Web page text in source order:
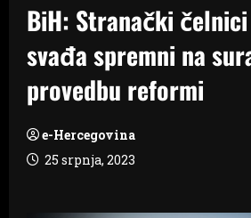
BiH: Stranački
svađa spremni na
provedbu reformi
e-Hercegovina
25 srpnja, 2023